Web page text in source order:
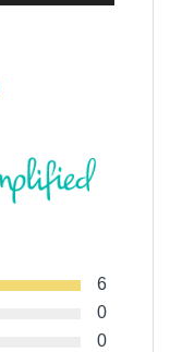
6
0
0